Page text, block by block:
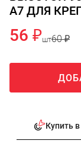
А7 ДЛЯ
56 ₽шт60 ₽
Купить